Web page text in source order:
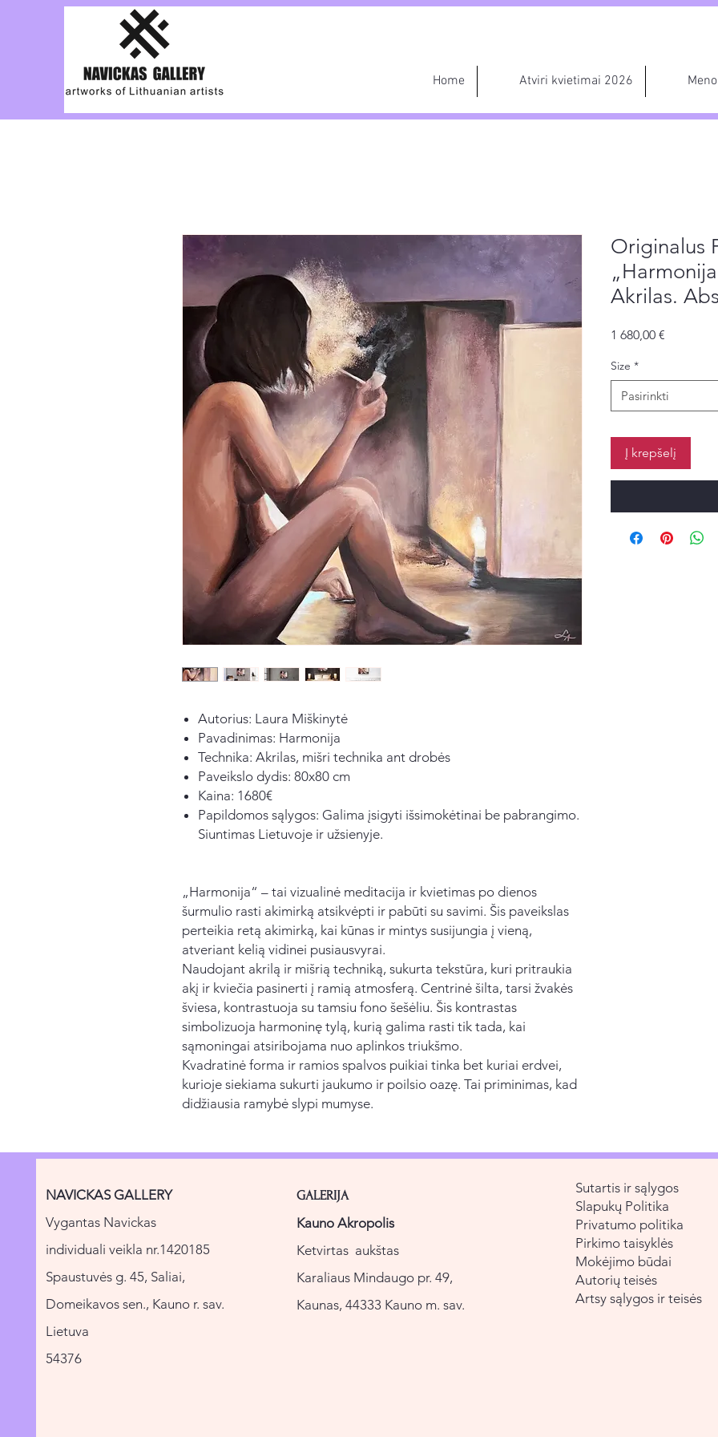
Home Atviri kvietimai 2026
Autorius: Laura Miškinytė
Pavadinimas: Harmonija
Technika: Akrilas, mišri technika ant drobės
Paveikslo dydis: 80x80 cm
Kaina: 1680€
Papildomos sąlygos: Galima įsigyti išsimokėtinai be pabrangimo.
Siuntimas Lietuvoje ir užsienyje.
„Harmonija“ – tai vizualinė meditacija ir kvietimas po dienos
šurmulio rasti akimirką atsikvėpti ir pabūti su savimi. Šis paveikslas
perteikia retą akimirką, kai kūnas ir mintys susijungia į vieną,
atveriant kelią vidinei pusiausvyrai.
Naudojant akrilą ir mišrią techniką, sukurta tekstūra, kuri pritraukia
akį ir kviečia pasinerti į ramią atmosferą. Centrinė šilta, tarsi žvakės
šviesa, kontrastuoja su tamsiu fono šešėliu. Šis kontrastas
simbolizuoja harmoninę tylą, kurią galima rasti tik tada, kai
sąmoningai atsiribojama nuo aplinkos triukšmo.
Kvadratinė forma ir ramios spalvos puikiai tinka bet kuriai erdvei,
kurioje siekiama sukurti jaukumo ir poilsio oazę. Tai priminimas, kad
didžiausia ramybė slypi mumyse.
Originalus
Akrilas.
1 680,00 €
Size *
Pasirinkti
Į krepšelį
NAVICKAS GALLERY
Vygantas Navickas
individuali veikla nr.1420185
Spaustuvės g. 45, Saliai,
Domeikavos sen., Kauno r. sav.
Lietuva
54376
GALERIJA
Kauno Akropolis
Ketvirtas aukštas
Karaliaus Mindaugo pr. 49,
Kaunas, 44333 Kauno m. sav.
Sutartis ir sąlygos
Slapukų Politika
Privatumo politika
Pirkimo taisyklės
Mokėjimo būdai
Autorių teisės
Artsy sąlygos ir teisės